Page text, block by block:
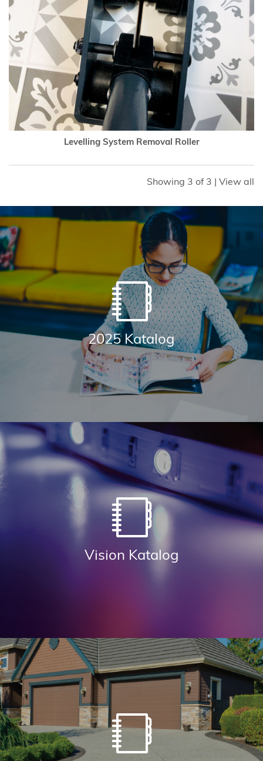
Levelling System Removal Roller
Showing 3 of 3 | View all
2025 Katalog
Vision Katalog